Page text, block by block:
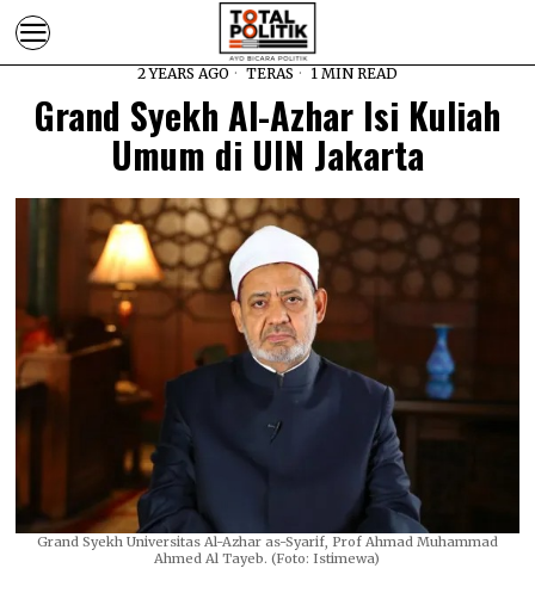
2 YEARS AGO TERAS 1 MIN READ
Grand Syekh Al-Azhar Isi Kuliah
Umum di UIN Jakarta
Grand Syekh Universitas Al-Azhar as-Syarif, Prof Ahmad Muhammad
Ahmed Al Tayeb. (Foto: Istimewa)